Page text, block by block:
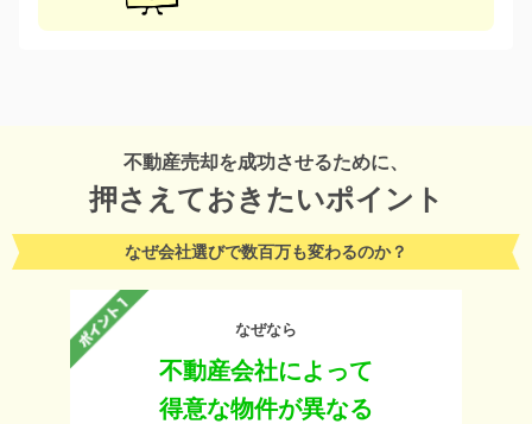
不動産売却を成功させるために、
押さえておきたいポイント
なぜ会社選びで数百万も変わるのか？
なぜなら
不動産会社によって
得意な物件が異なる